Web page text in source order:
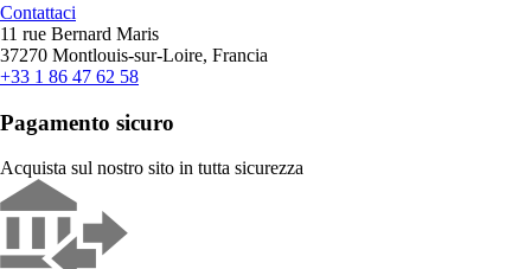
Contattaci
11 rue Bernard Maris
37270 Montlouis-sur-Loire, Francia
+33 1 86 47 62 58
Pagamento sicuro
Acquista sul nostro sito in tutta sicurezza